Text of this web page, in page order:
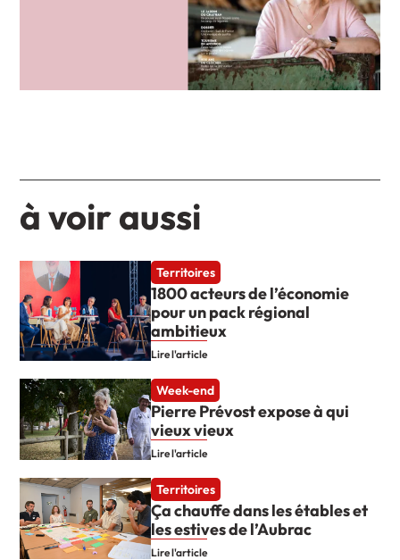
à voir aussi
Territoires
1800 acteurs de l’économie
pour un pack régional
ambitieux
Lire l'article
Week-end
Pierre Prévost expose à qui
vieux vieux
Lire l'article
Territoires
Ça chauffe dans les étables et
les estives de l’Aubrac
Lire l'article